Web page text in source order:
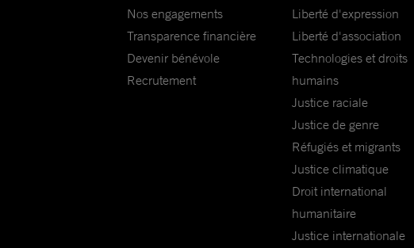
Nos engagements
Transparence financière
Devenir bénévole
Recrutement
Liberté d'expression
Liberté d'association
Technologies et droits
humains
Justice raciale
Justice de genre
Réfugiés et migrants
Justice climatique
Droit international
humanitaire
Justice internationale